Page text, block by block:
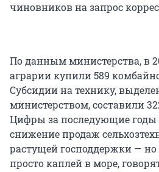
чиновников на запрос
По данным министерства, в
аграрии купили 589
Субсидии на технику,
министерством, составили
Цифры за последующие
снижение продаж
растущей господдержки —
просто каплей в море,